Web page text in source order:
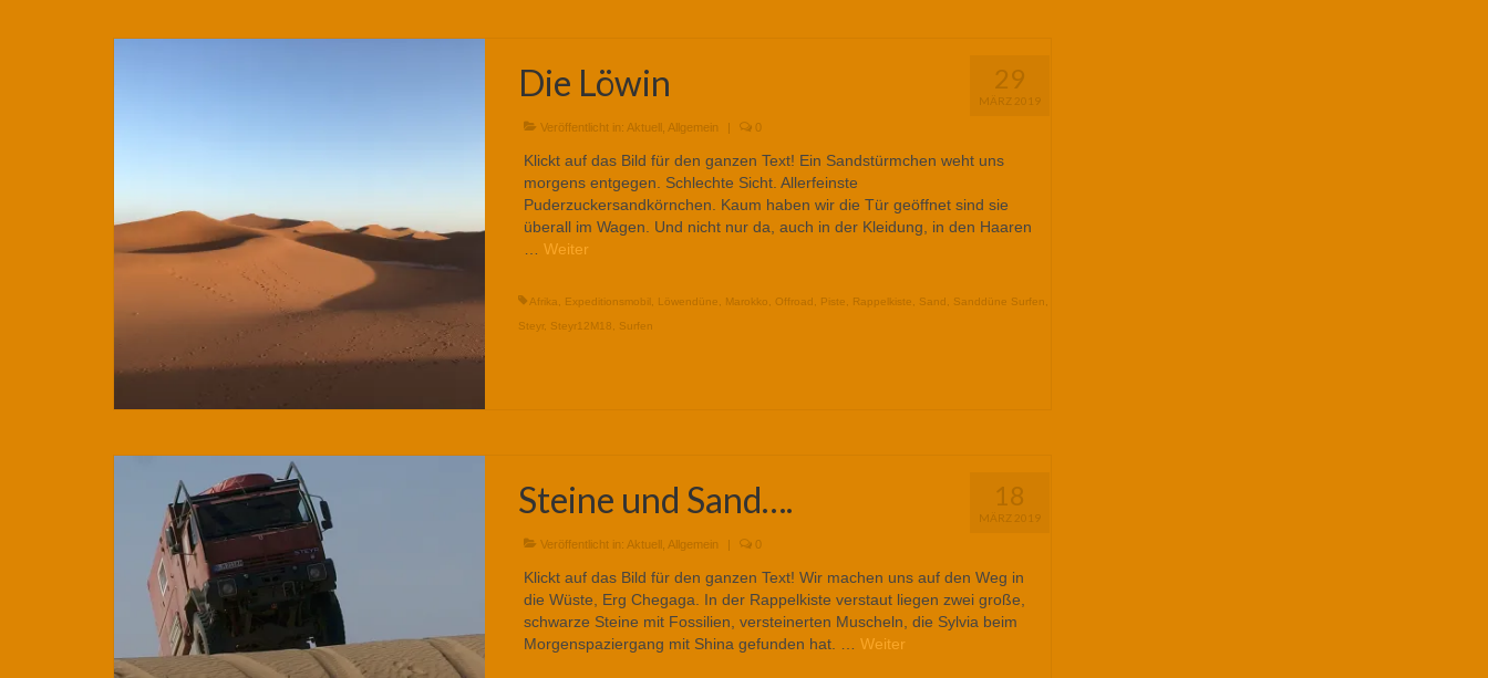
29
MÄRZ 2019
Die Löwin
Veröffentlicht in: Aktuell, Allgemein | 0
Klickt auf das Bild für den ganzen Text! Ein Sandstürmchen weht uns
morgens entgegen. Schlechte Sicht. Allerfeinste
Puderzuckersandkörnchen. Kaum haben wir die Tür geöffnet sind sie
überall im Wagen. Und nicht nur da, auch in der Kleidung, in den Haaren
Weiter
Afrika Expeditionsmobil Löwendüne Marokko Offroad Piste Rappelkiste Sand Sanddüne Surfen
Steyr, Steyr12M18 Surfen
18
MÄRZ 2019
Steine und Sand….
Veröffentlicht in: Aktuell, Allgemein | 0
Klickt auf das Bild für den ganzen Text! Wir machen uns auf den Weg in
die Wüste, Erg Chegaga. In der Rappelkiste verstaut liegen zwei große,
schwarze Steine mit Fossilien, versteinerten Muscheln, die Sylvia beim
Morgenspaziergang mit Shina gefunden hat. … Weiter